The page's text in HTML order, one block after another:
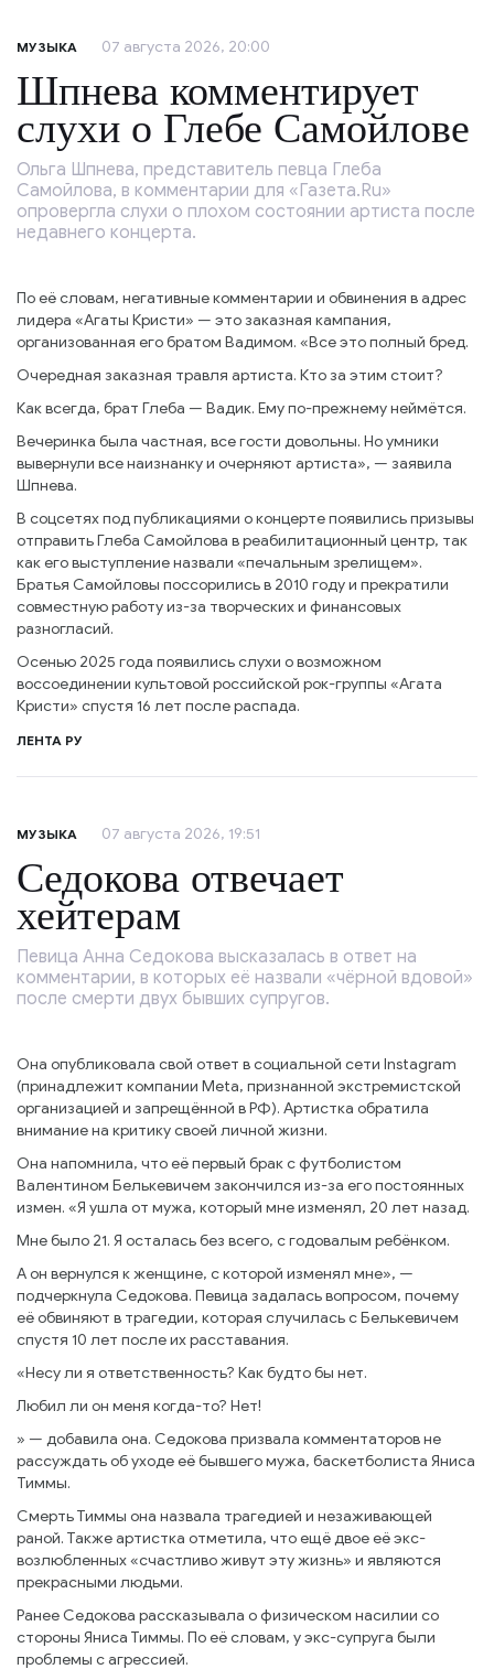
МУЗЫКА 07 августа 2026, 20:00
Шпнева комментирует
слухи о Глебе Самойлове
Ольга Шпнева, представитель певца Глеба
Самойлова, в комментарии для «Газета.Ru»
опровергла слухи о плохом состоянии артиста после
недавнего концерта.
По её словам, негативные комментарии и обвинения в адрес
лидера «Агаты Кристи» — это заказная кампания,
организованная его братом Вадимом. «Все это полный бред.
Очередная заказная травля артиста. Кто за этим стоит?
Как всегда, брат Глеба — Вадик. Ему по-прежнему неймётся.
Вечеринка была частная, все гости довольны. Но умники
вывернули все наизнанку и очерняют артиста», — заявила
Шпнева.
В соцсетях под публикациями о концерте появились призывы
отправить Глеба Самойлова в реабилитационный центр, так
как его выступление назвали «печальным зрелищем».
Братья Самойловы поссорились в 2010 году и прекратили
совместную работу из-за творческих и финансовых
разногласий.
Осенью 2025 года появились слухи о возможном
воссоединении культовой российской рок-группы «Агата
Кристи» спустя 16 лет после распада.
ЛЕНТА РУ
МУЗЫКА 07 августа 2026, 19:51
Седокова отвечает
хейтерам
Певица Анна Седокова высказалась в ответ на
комментарии, в которых её назвали «чёрной вдовой»
после смерти двух бывших супругов.
Она опубликовала свой ответ в социальной сети Instagram
(принадлежит компании Meta, признанной экстремистской
организацией и запрещённой в РФ). Артистка обратила
внимание на критику своей личной жизни.
Она напомнила, что её первый брак с футболистом
Валентином Белькевичем закончился из-за его постоянных
измен. «Я ушла от мужа, который мне изменял, 20 лет назад.
Мне было 21. Я осталась без всего, с годовалым ребёнком.
А он вернулся к женщине, с которой изменял мне», —
подчеркнула Седокова. Певица задалась вопросом, почему
её обвиняют в трагедии, которая случилась с Белькевичем
спустя 10 лет после их расставания.
«Несу ли я ответственность? Как будто бы нет.
Любил ли он меня когда-то? Нет!
» — добавила она. Седокова призвала комментаторов не
рассуждать об уходе её бывшего мужа, баскетболиста Яниса
Тиммы.
Смерть Тиммы она назвала трагедией и незаживающей
раной. Также артистка отметила, что ещё двое её экс-
возлюбленных «счастливо живут эту жизнь» и являются
прекрасными людьми.
Ранее Седокова рассказывала о физическом насилии со
стороны Яниса Тиммы. По её словам, у экс-супруга были
проблемы с агрессией.